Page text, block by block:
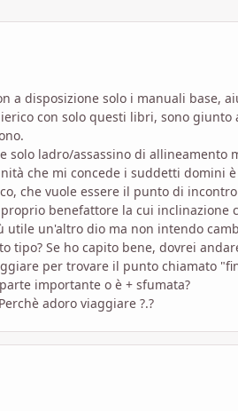
a disposizione solo i manuali base,
con solo questi libri, sono giunto
ladro/assassino di allineamento
che mi concede i suddetti domini
che vuole essere il punto di
benefattore la cui inclinazione
un'altro dio ma non intendo
tipo? Se ho capito bene, dovrei
per trovare il punto chiamato
importante o è + sfumata?
adoro viaggiare ?.?